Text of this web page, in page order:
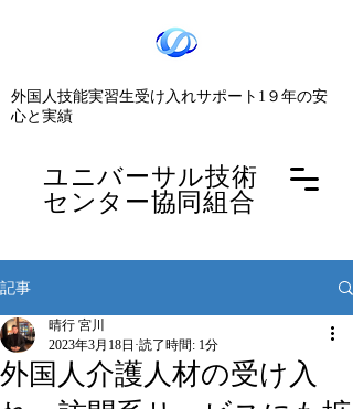
​ユニバーサル技術
センター協同組合
​外国人技能実習生受け入れサポート1９年の安
心と実績
記事
外国人介護人材の受け入
晴行 宮川
2023年3月18日 読了時間: 1分